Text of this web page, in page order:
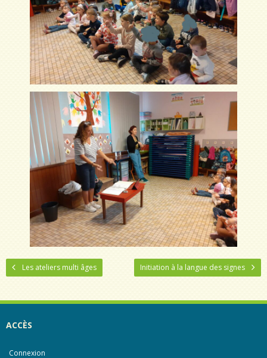
Les ateliers multi âges Initiation à la langue des signes
ACCÈS
Connexion